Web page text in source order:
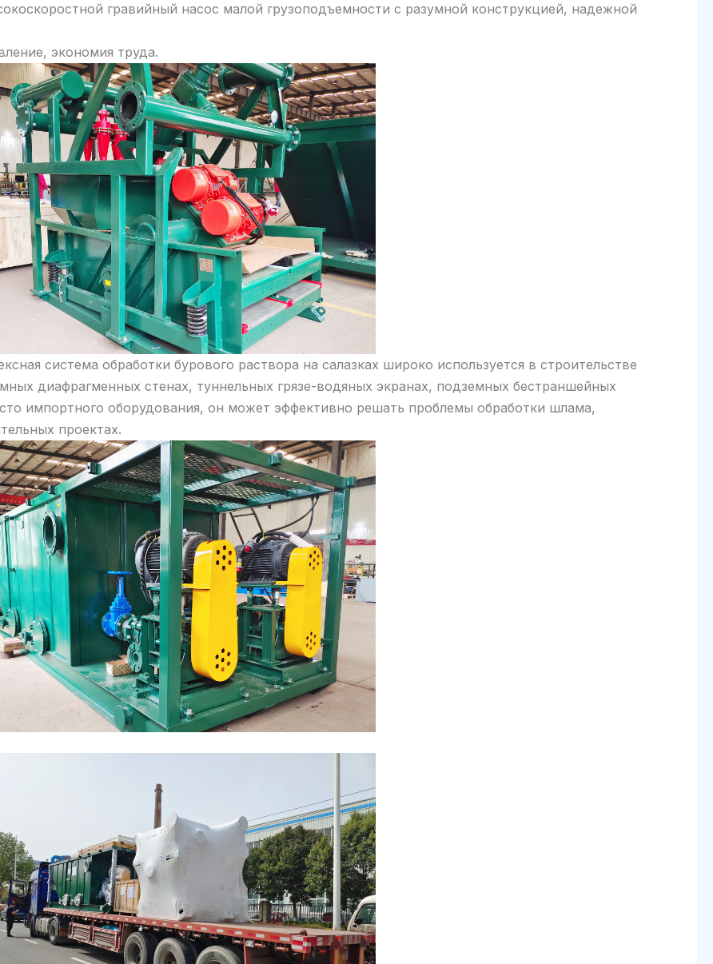
гравийный насос малой грузоподъемности с разумной конструкцией, надежной
экономия труда.
система обработки бурового раствора на салазках широко используется в строительстве
диафрагменных стенах, туннельных грязе-водяных экранах, подземных бестраншейных
импортного оборудования, он может эффективно решать проблемы обработки шлама,
проектах.